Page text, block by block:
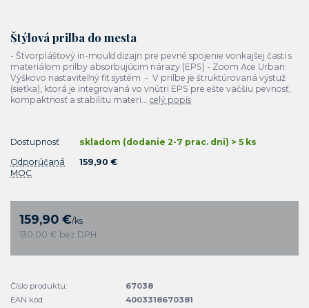
Štýlová prilba do mesta
- Štvorplášťový in-mould dizajn pre pevné spojenie vonkajšej časti s
materiálom prilby absorbujúcim nárazy (EPS) - Zoom Ace Urban:
Výškovo nastaviteľný fit systém - V prilbe je štruktúrovaná výstuž
(sieťka), ktorá je integrovaná vo vnútri EPS pre ešte väčšiu pevnosť,
kompaktnosť a stabilitu materi... celý popis
Dostupnosť
skladom (dodanie 2-7 prac. dni) > 5 ks
Odporúčaná
MOC
159,90 €
159,90 €/ks
130,00 € bez DPH
Číslo produktu:
67038
EAN kód:
4003318670381